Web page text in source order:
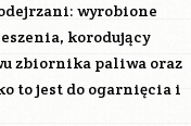
wyrobione
korodujący
zbiornika paliwa oraz
to jest do ogarnięcia i